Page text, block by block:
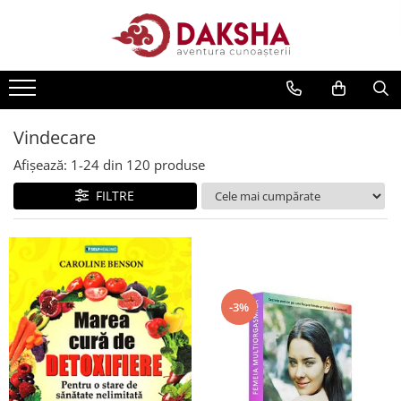
Editura Daksha
Seria David Icke
Seria Immanuel Velikovsky
Dezvăluiri
Spiritualitate
Extratereștrii
OZN
Transformare spirituală
Psihologie
Vindecare
Afișează: 1-24 din 120 produse
FILTRE
-3%